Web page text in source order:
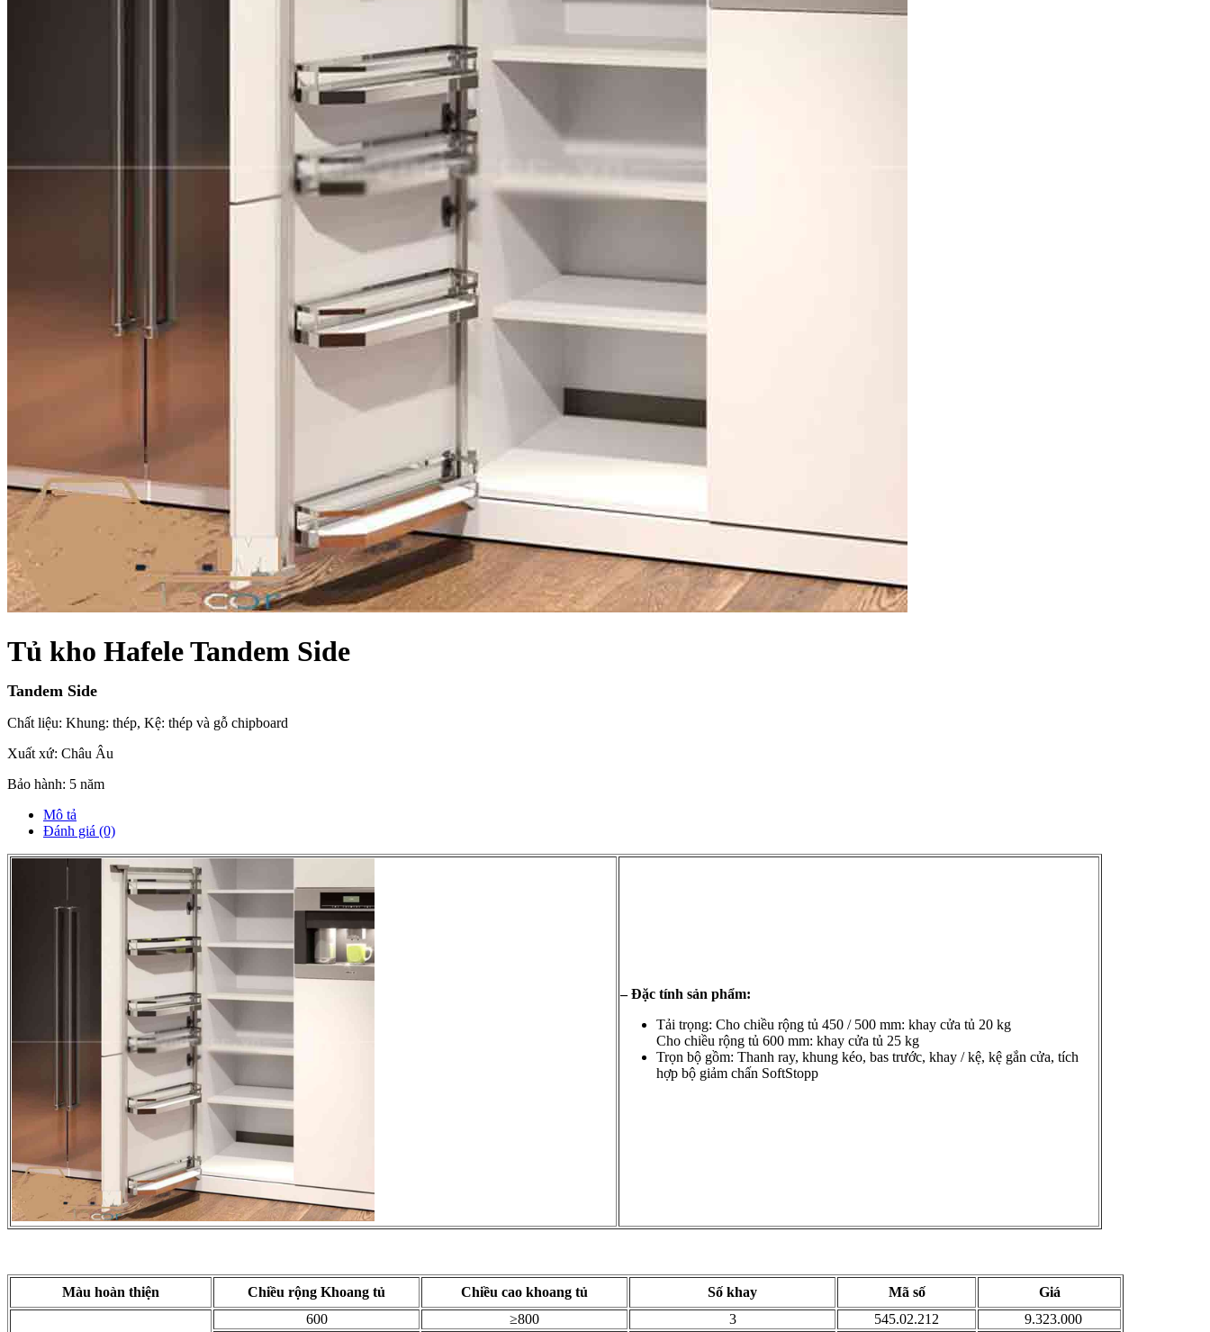
Sofa
Tủ tivi
Catalogue nội thất
Giải pháp thi công
Tuyển dụng
Tìm
kiếm:
Tủ kho Hafele Tandem Side
Tandem Side
Chất liệu: Khung: thép, Kệ: thép và gỗ chipboard
Xuất xứ: Châu Âu
Bảo hành: 5 năm
Mô tả
Đánh giá (0)
– Đặc tính sản phẩm:
Tải trọng: Cho chiều rộng tủ 450 / 500 mm: khay cửa tủ 20 kg
Cho chiều rộng tủ 600 mm: khay cửa tủ 25 kg
Trọn bộ gồm: Thanh ray, khung kéo, bas trước, khay / kệ, kệ gắn cửa, tích
hợp bộ giảm chấn SoftStopp
Màu hoàn thiện Chiều rộng Khoang tủ Chiều cao khoang tủ Số khay Mã số Giá
600 ≥800 3 545.02.212
9.323.000